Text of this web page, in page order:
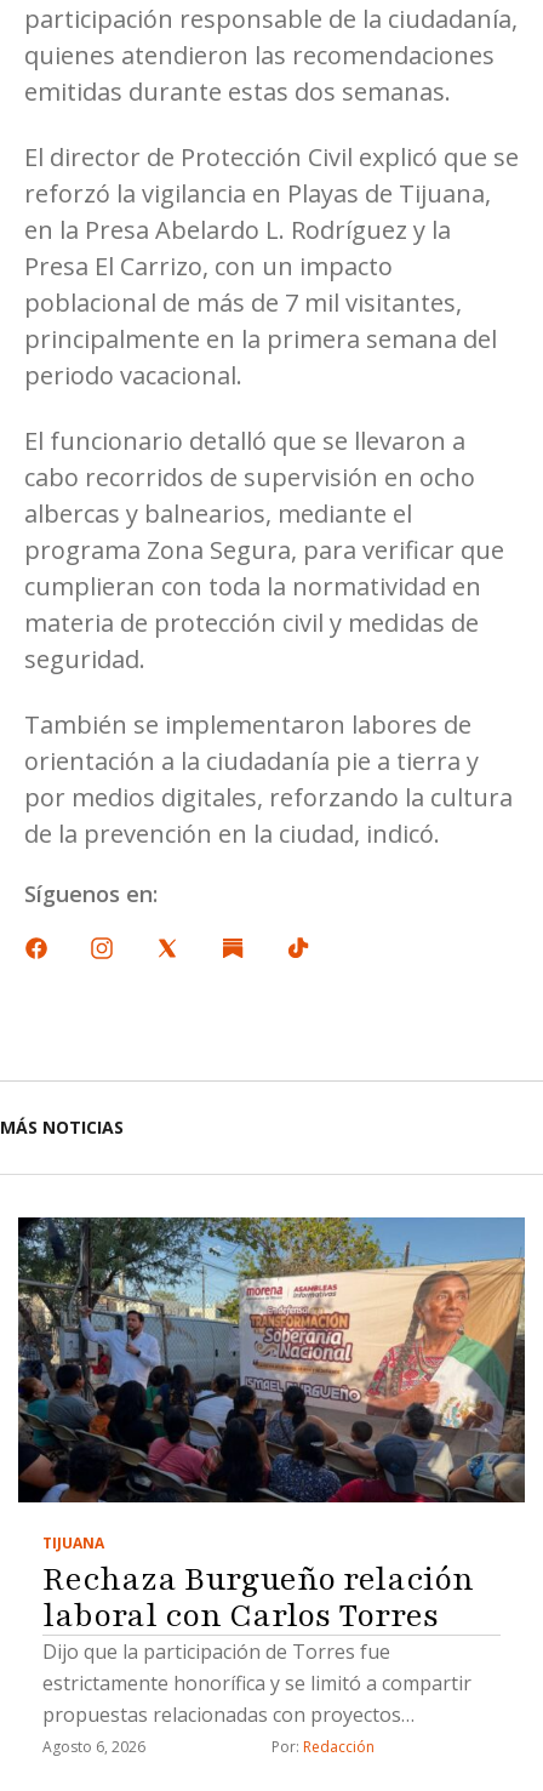
participación responsable de la ciudadanía,
quienes atendieron las recomendaciones
emitidas durante estas dos semanas.
El director de Protección Civil explicó que se
reforzó la vigilancia en Playas de Tijuana,
en la Presa Abelardo L. Rodríguez y la
Presa El Carrizo, con un impacto
poblacional de más de 7 mil visitantes,
principalmente en la primera semana del
periodo vacacional.
El funcionario detalló que se llevaron a
cabo recorridos de supervisión en ocho
albercas y balnearios, mediante el
programa Zona Segura, para verificar que
cumplieran con toda la normatividad en
materia de protección civil y medidas de
seguridad.
También se implementaron labores de
orientación a la ciudadanía pie a tierra y
por medios digitales, reforzando la cultura
de la prevención en la ciudad, indicó.
Síguenos en:
MÁS NOTICIAS
TIJUANA
Rechaza Burgueño relación
laboral con Carlos Torres
Dijo que la participación de Torres fue
estrictamente honorífica y se limitó a compartir
propuestas relacionadas con proyectos
estratégicos
Agosto 6, 2026 Por: Redacción